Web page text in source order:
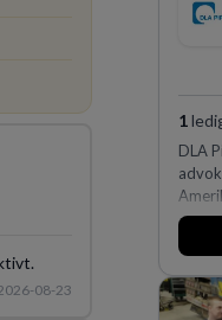
08-23
1
DLA
och
fler